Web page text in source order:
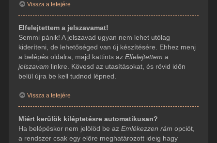
Vissza a tetejére
Elfelejtettem a jelszavamat!
Semmi pánik! A jelszavad ugyan nem lehet utólag
kideríteni, de lehetőséged van új készítésére. Ehhez menj
a belépés oldalra, majd kattints az Elfelejtettem a
jelszavam linkre. Kövesd az utasításokat, és rövid időn
belül újra be kell tudnod lépned.
Vissza a tetejére
Miért kerülök kiléptetésre automatikusan?
Ha belépéskor nem jelölöd be az Emlékezzen rám opciót,
a rendszer csak egy előre meghatározott ideig hagy